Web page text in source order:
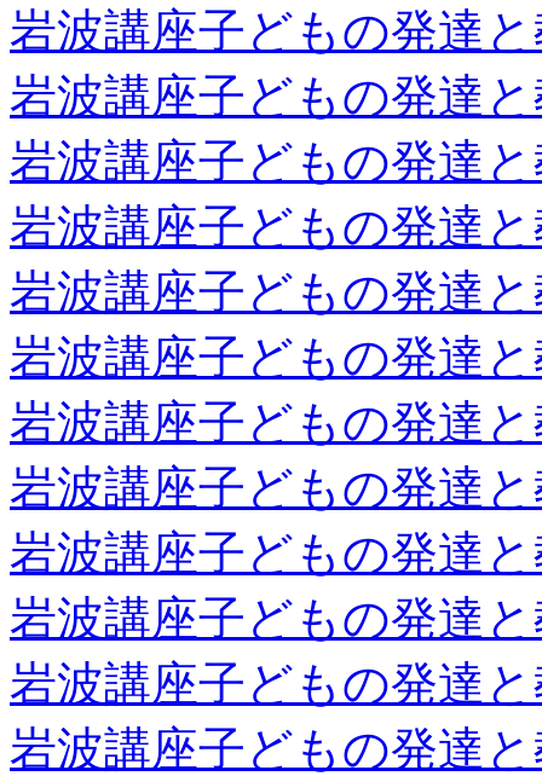
岩波講座子どもの発達
岩波講座子どもの発達
岩波講座子どもの発達
岩波講座子どもの発達
岩波講座子どもの発達
岩波講座子どもの発達
岩波講座子どもの発達
岩波講座子どもの発達
岩波講座子どもの発達
岩波講座子どもの発達
岩波講座子どもの発達
岩波講座子どもの発達